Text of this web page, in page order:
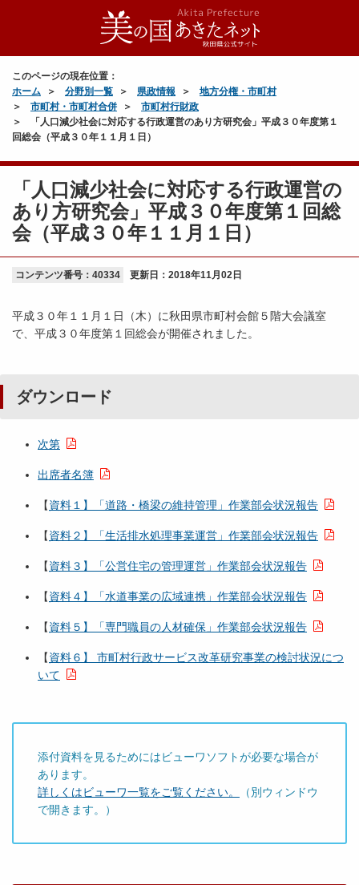
このページの現在位置：
ホーム
分野別一覧 県政情報
地方分権・市町村
市町村・市町村合併
市町村行財政
「人口減少社会に対応する行政運営のあり方研究会」平成３０年度第１
回総会（平成３０年１１月１日）
「人口減少社会に対応する行政運営の
あり方研究会」平成３０年度第１回総
会（平成３０年１１月１日）
コンテンツ番号：40334 更新日： 2018年11月02日
平成３０年１１月１日（木）に秋田県市町村会館５階大会議室
で、平成３０年度第１回総会が開催されました。
ダウンロード
次第
出席者名簿
【資料１】「道路・橋梁の維持管理」作業部会状況報告
【資料２】「生活排水処理事業運営」作業部会状況報告
【資料３】「公営住宅の管理運営」作業部会状況報告
【資料４】「水道事業の広域連携」作業部会状況報告
【資料５】「専門職員の人材確保」作業部会状況報告
【資料６】 市町村行政サービス改革研究事業の検討状況につ
いて
添付資料を見るためにはビューワソフトが必要な場合が
あります。
詳しくはビューワ一覧をご覧ください。
（別ウィンドウ
で開きます。）